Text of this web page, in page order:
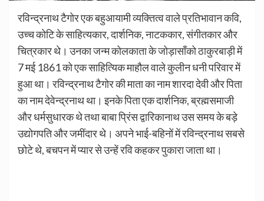
रविन्द्रनाथ टैगोर एक बहुआयामी व्यक्तित्व वाले प्रतिभावान कवि,
उच्च कोटि के साहित्यकार, दार्शनिक, नाटककार, संगीतकार और
चित्रकार थे। उनका जन्म कोलकाता के जोड़ासाँको ठाकुरबाड़ी में
7 मई 1861 को एक साहित्यिक माहौल वाले कुलीन धनी परिवार में
हुआ था। रविन्द्रनाथ टैगोर की माता का नाम शारदा देवी और पिता
का नाम देवेन्द्रनाथ था। इनके पिता एक दार्शनिक, ब्रह्मसमाजी
और धर्मसुधारक थे तथा बाबा प्रिंस द्वारिकानाथ उस समय के बड़े
उद्योगपति और जमींदार थे। अपने भाई-बहिनों में रविन्द्रनाथ सबसे
छोटे थे, बचपन में प्यार से उन्हें रवि कहकर पुकारा जाता था।